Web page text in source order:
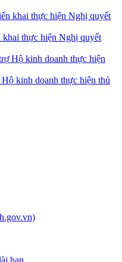
khai thực hiện Nghị quyết
kinh doanh thực hiện thủ